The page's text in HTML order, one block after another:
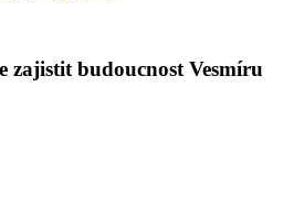
zajistit budoucnost Vesmíru